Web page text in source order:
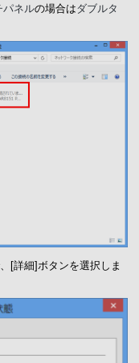
パネルの場合はダブルタ
[詳細]ボタンを選択しま